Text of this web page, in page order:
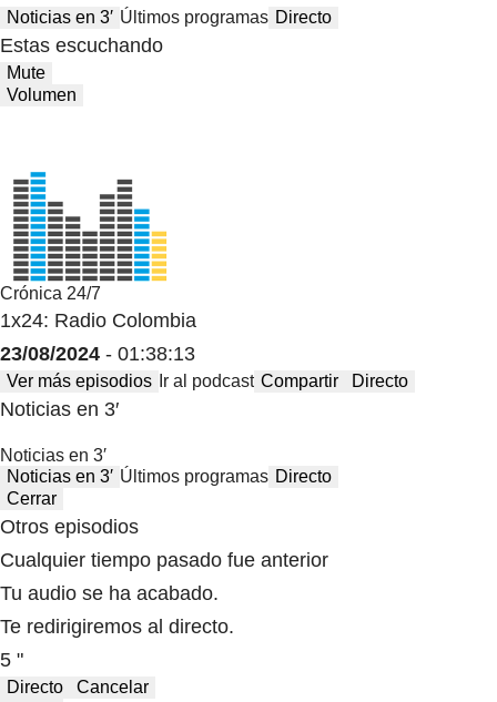
Noticias en 3′ Últimos programas Directo
Estas escuchando
Mute
Volumen
Crónica 24/7
1x24: Radio Colombia
23/08/2024 - 01:38:13
Ver más episodios Ir al podcast Compartir Directo
Noticias en 3′
Noticias en 3′
Noticias en 3′ Últimos programas Directo
Cerrar
Otros episodios
Cualquier tiempo pasado fue anterior
Tu audio se ha acabado.
Te redirigiremos al directo.
5 "
Directo
Cancelar